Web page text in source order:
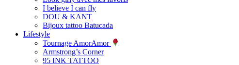
I believe I can fly
DOU & KANT
Bijoux tattoo Batucada
Lifestyle
Tournage AmorAmor
Armstrong’s Corner
95 INK TATTOO